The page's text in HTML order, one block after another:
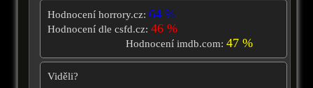
Hodnocení horrory.cz: 64 %
Hodnocení dle csfd.cz: 46 %
Hodnocení imdb.com:47 %
Viděli?